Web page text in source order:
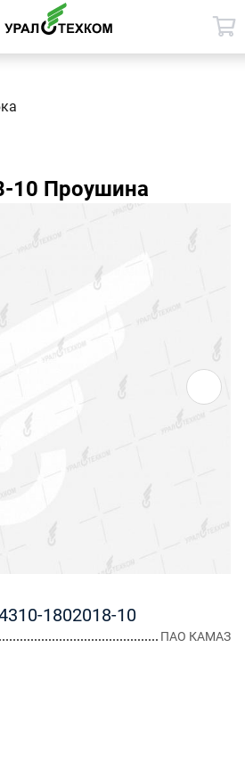
10 Проушина
1802018-10
ПАО КАМАЗ